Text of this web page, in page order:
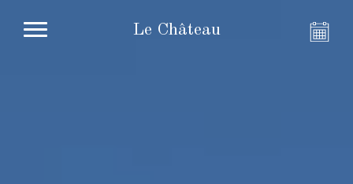
Le Château